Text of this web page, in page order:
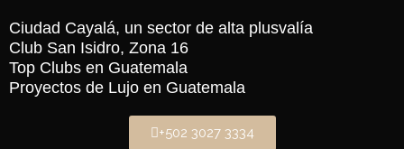
Ciudad Cayalá, un sector de alta plusvalía
Club San Isidro, Zona 16
Top Clubs en Guatemala
Proyectos de Lujo en Guatemala
+502 3027 3334